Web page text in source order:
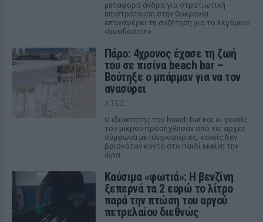
μεταφορά άνδρα για στρατιωτική
επιστράτευση στην Ουκρανία
επαναφέρει τη συζήτηση για το λεγόμενο
«busification».
Πάρο: 4χρονος έχασε τη ζωή
του σε πισίνα beach bar –
Βούτηξε ο μπάρμαν για να τον
ανασύρει
ΧΤΕΣ
Ο ιδιοκτήτης του beach bar και οι γονείς
του μικρού προσήχθησαν από τις αρχές -
σύμφωνα με πληροφορίες, κανείς δεν
βρισκόταν κοντά στο παιδί εκείνη την
ώρα
Καύσιμα «φωτιά»: Η βενζίνη
ξεπερνά τα 2 ευρώ το λίτρο
παρά την πτώση του αργού
πετρελαίου διεθνώς